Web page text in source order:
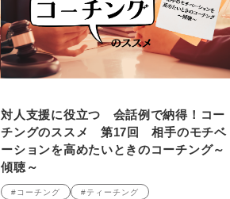
対人支援に役立つ 会話例で納得！コー
チングのススメ 第17回 相手のモチベ
ーションを高めたいときのコーチング～
傾聴～
#コーチング
#ティーチング